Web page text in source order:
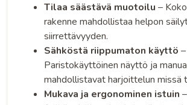
Tilaa säästävä muotoilu –
rakenne mahdollistaa helpon
siirrettävyyden.
Sähköstä riippumaton käyttö –
Paristokäyttöinen näyttö ja
mahdollistavat harjoittelun missä
Mukava ja ergonominen istuin –